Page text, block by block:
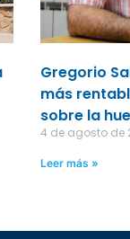
Gregorio
más
sobre la
4 de agosto de
Leer más »